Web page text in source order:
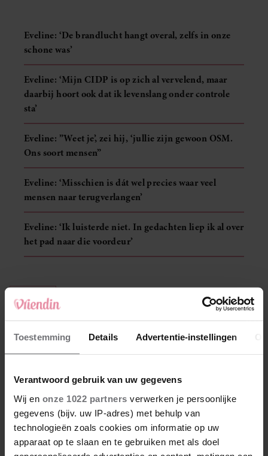
Toestemming Details Advertentie-instellingen
Verantwoord gebruik van uw gegevens
Wij en onze 1022 partners verwerken je persoonlijke
gegevens (bijv. uw IP-adres) met behulp van
technologieën zoals cookies om informatie op uw
apparaat op te slaan en te gebruiken met als doel
Eveline: ‘De brandlucht hangt overal, zelfs in onze
schone was’
Eveline: ‘Mijn CIDP is op zich al vervelend, maar
daarbij hoort ook dat ik levenslang onder controle
sta’
Eveline: ”Weet je’, zei hij, ‘jullie zijn gewoon OSM.
Ons soort mensen”
Eveline: ‘Misschien is dát wel precies waar veel
mensen naar terugverlangen’
Eveline: ‘Ik luisterde niet. In gedachten liep ik al over
het pad naar die voordeur’
Uit andere media
WEEKEND